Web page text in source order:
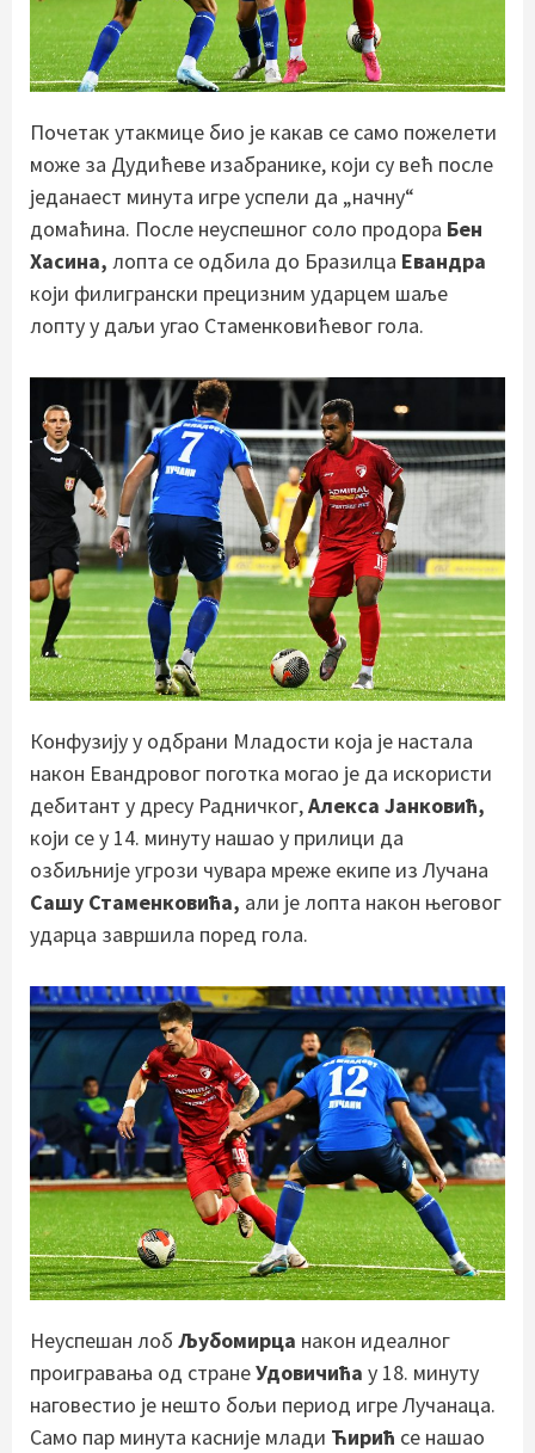
Почетак утакмице био је какав се само пожелети
може за Дудићеве изабранике, који су већ после
једанаест минута игре успели да „начну“
домаћина. После неуспешног соло продора Бен
Хасина, лопта се одбила до Бразилца Евандра
који филигрански прецизним ударцем шаље
лопту у даљи угао Стаменковићевог гола.
Конфузију у одбрани Младости која је настала
након Евандровог поготка могао је да искористи
дебитант у дресу Радничког,Алекса Јанковић,
који се у 14. минуту нашао у прилици да
озбиљније угрози чувара мреже екипе из Лучана
Сашу Стаменковића, али је лопта након његовог
ударца завршила поред гола.
Неуспешан лоб Љубомирца након идеалног
проигравања од странеУдовичића у 18. минуту
наговестио је нешто бољи период игре Лучанаца.
Само пар минута касније млади Ћирић се нашао